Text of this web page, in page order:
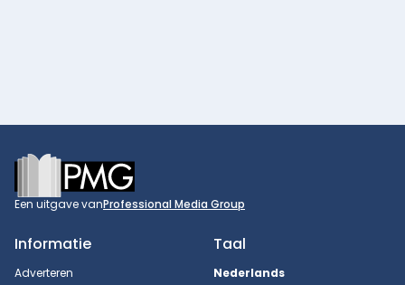
Footer
Een uitgave vanProfessional Media Group
Informatie
Adverteren
Taal
Nederlands